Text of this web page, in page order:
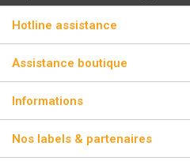
ÉCLAIR
Hotline assistance
Assistance boutique
Informations
Nos labels & partenaires